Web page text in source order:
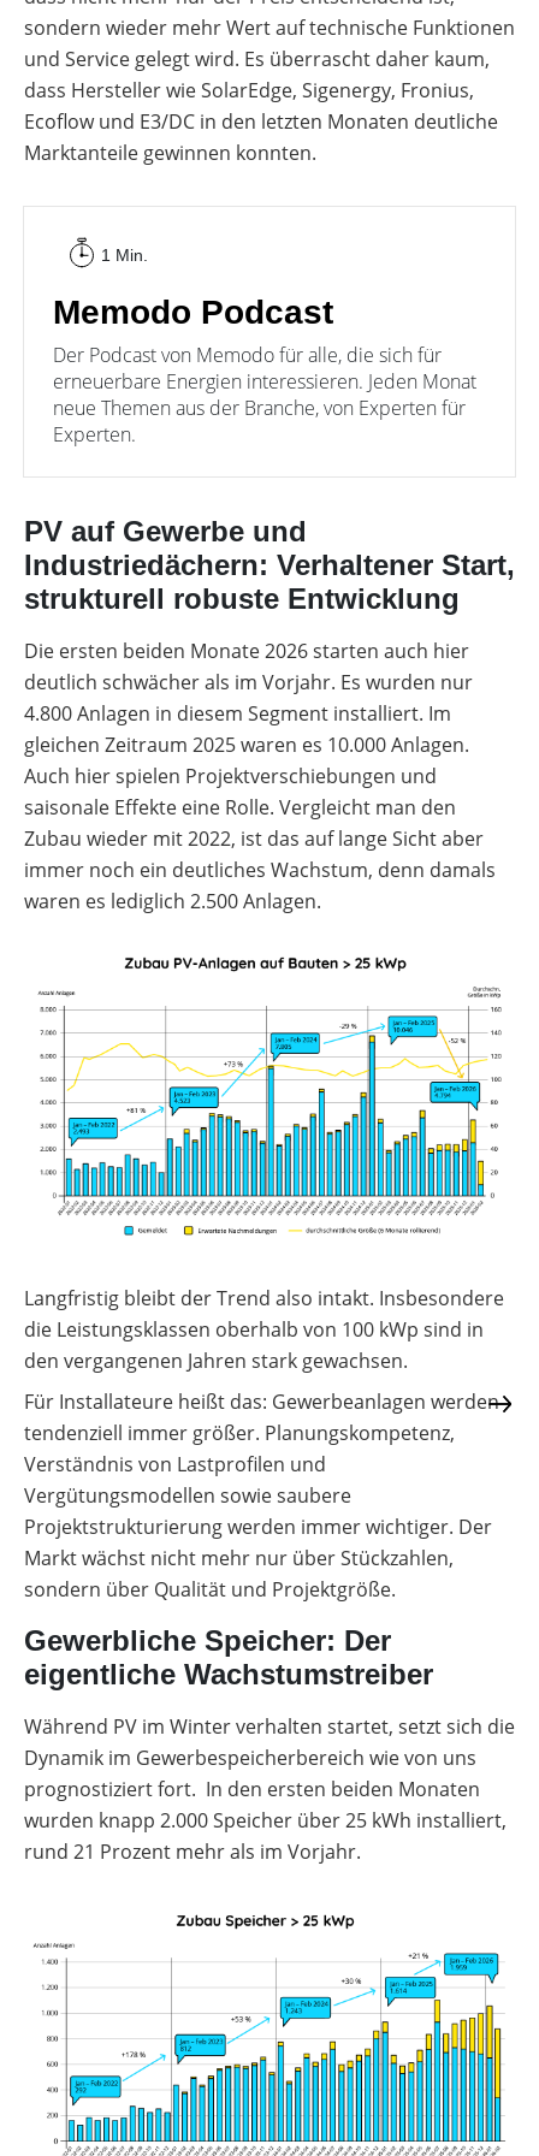
sondern wieder mehr Wert auf technische Funktionen
und Service gelegt wird. Es überrascht daher kaum,
dass Hersteller wie SolarEdge, Sigenergy, Fronius,
Ecoflow und E3/DC in den letzten Monaten deutliche
Marktanteile gewinnen konnten.
1 Min.
Memodo Podcast
Der Podcast von Memodo für alle, die sich für
erneuerbare Energien interessieren. Jeden Monat
neue Themen aus der Branche, von Experten für
Experten.
PV auf Gewerbe und
Industriedächern: Verhaltener Start,
strukturell robuste Entwicklung
Die ersten beiden Monate 2026 starten auch hier
deutlich schwächer als im Vorjahr. Es wurden nur
4.800 Anlagen in diesem Segment installiert. Im
gleichen Zeitraum 2025 waren es 10.000 Anlagen.
Auch hier spielen Projektverschiebungen und
saisonale Effekte eine Rolle. Vergleicht man den
Zubau wieder mit 2022, ist das auf lange Sicht aber
immer noch ein deutliches Wachstum, denn damals
waren es lediglich 2.500 Anlagen.
Langfristig bleibt der Trend also intakt. Insbesondere
die Leistungsklassen oberhalb von 100 kWp sind in
den vergangenen Jahren stark gewachsen.
Für Installateure heißt das: Gewerbeanlagen werden
tendenziell immer größer. Planungskompetenz,
Verständnis von Lastprofilen und
Vergütungsmodellen sowie saubere
Projektstrukturierung werden immer wichtiger. Der
Markt wächst nicht mehr nur über Stückzahlen,
sondern über Qualität und Projektgröße.
Gewerbliche Speicher: Der
eigentliche Wachstumstreiber
Während PV im Winter verhalten startet, setzt sich die
Dynamik im Gewerbespeicherbereich wie von uns
prognostiziert fort. In den ersten beiden Monaten
wurden knapp 2.000 Speicher über 25 kWh installiert,
rund 21 Prozent mehr als im Vorjahr.